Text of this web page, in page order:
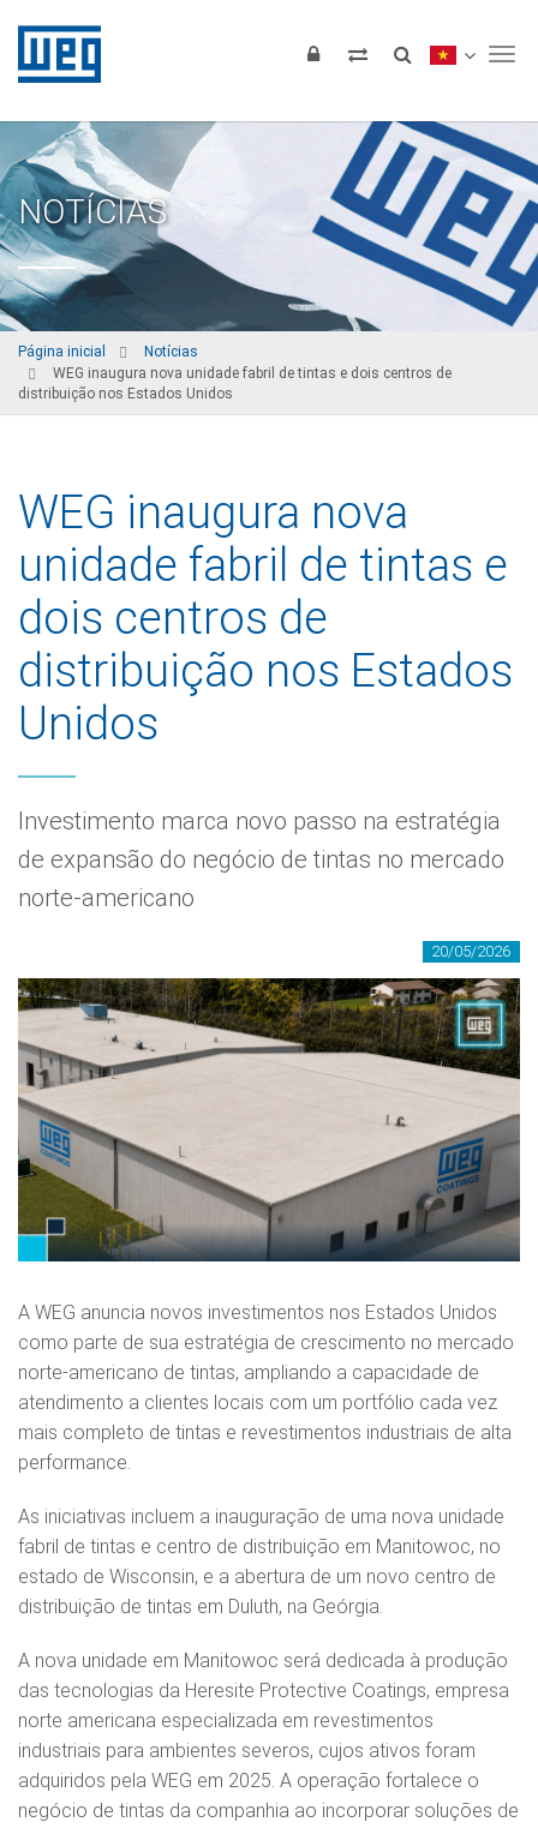
NOTÍCIAS
Página inicial
Notícias
WEG inaugura nova unidade fabril de tintas e dois centros de
distribuição nos Estados Unidos
WEG inaugura nova
unidade fabril de tintas e
dois centros de
distribuição nos Estados
Unidos
Investimento marca novo passo na estratégia
de expansão do negócio de tintas no mercado
norte-americano
20/05/2026
A WEG anuncia novos investimentos nos Estados Unidos
como parte de sua estratégia de crescimento no mercado
norte‑americano de tintas, ampliando a capacidade de
atendimento a clientes locais com um portfólio cada vez
mais completo de tintas e revestimentos industriais de alta
performance.
As iniciativas incluem a inauguração de uma nova unidade
fabril de tintas e centro de distribuição em Manitowoc, no
estado de Wisconsin, e a abertura de um novo centro de
distribuição de tintas em Duluth, na Geórgia.
A nova unidade em Manitowoc será dedicada à produção
das tecnologias da Heresite Protective Coatings, empresa
norte americana especializada em revestimentos
industriais para ambientes severos, cujos ativos foram
adquiridos pela WEG em 2025. A operação fortalece o
negócio de tintas da companhia ao incorporar soluções de